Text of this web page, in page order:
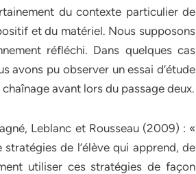
du contexte particulier de
et du matériel. Nous supposons
réfléchi. Dans quelques cas
avons pu observer un essai d’étude
avant lors du passage deux.
Leblanc et Rousseau (2009) : «
de l’élève qui apprend, de
utiliser ces stratégies de façon